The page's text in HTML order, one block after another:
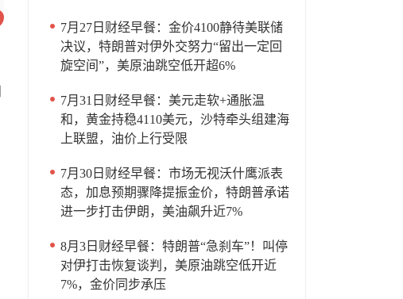
7月27日财经早餐：金价4100静待美联储
决议，特朗普对伊外交努力“留出一定回
旋空间”，美原油跳空低开超6%
7月31日财经早餐：美元走软+通胀温
和，黄金持稳4110美元，沙特牵头组建海
上联盟，油价上行受限
7月30日财经早餐：市场无视沃什鹰派表
态，加息预期骤降提振金价，特朗普承诺
进一步打击伊朗，美油飙升近7%
8月3日财经早餐：特朗普“急刹车”！叫停
对伊打击恢复谈判，美原油跳空低开近
7%，金价同步承压